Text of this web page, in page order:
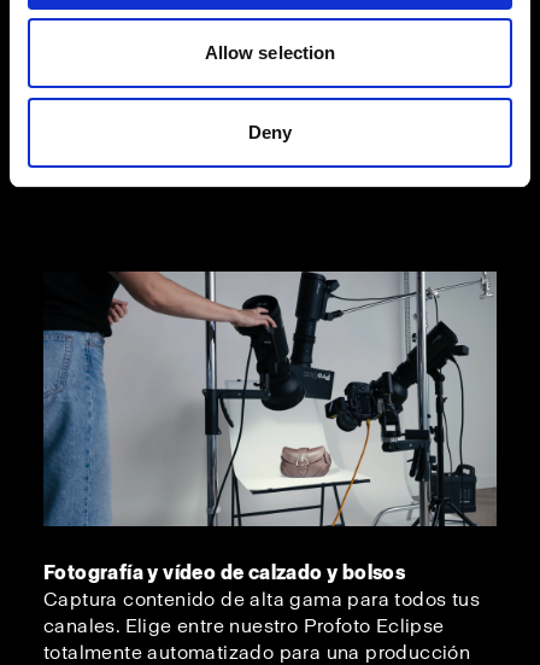
Allow selection
Deny
cenital te ayudan a capturar imágenes de
conversiones. Elige la eficacia y facilidad de
Profoto StyleShoots Horizontal u opta por una
flashes y modeladores de luz.
Fotografía y vídeo de calzado y bolsos
Captura contenido de alta gama para todos tus
canales. Elige entre nuestro Profoto Eclipse
totalmente automatizado para una producción